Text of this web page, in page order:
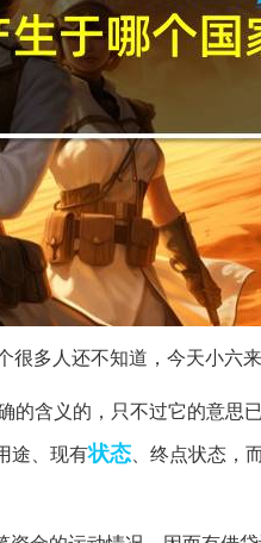
很多人还不知道，今天小六
的含义的，只不过它的意思
途、现有状态、终点状态，